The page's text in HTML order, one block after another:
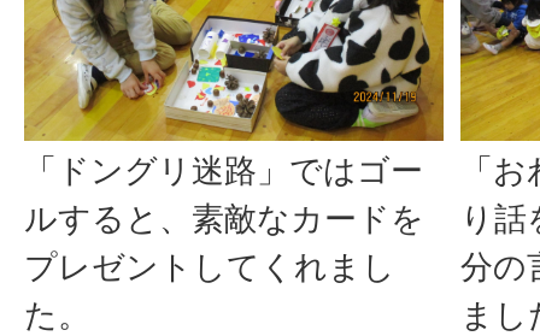
「ドングリ迷路」ではゴー
ルすると、素敵なカードを
プレゼントしてくれまし
た。
「
り話
分の
ま